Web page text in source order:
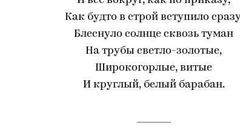
Как будто в строй вступило
Блеснуло солнце сквозь туман
На трубы светло-золотые,
Широкогорлые, витые
И круглый, белый барабан.